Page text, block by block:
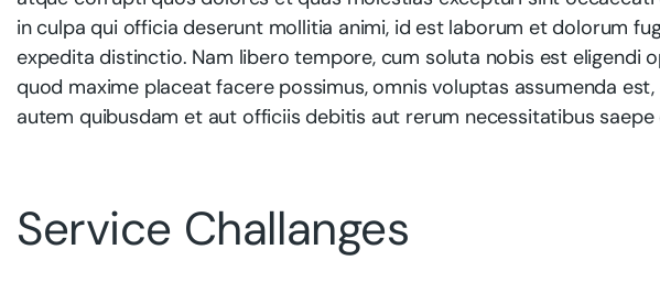
in culpa qui officia deserunt mollitia animi, id est laborum et dolorum
expedita distinctio. Nam libero tempore, cum soluta nobis est eligendi
quod maxime placeat facere possimus, omnis voluptas assumenda
autem quibusdam et aut officiis debitis aut rerum necessitatibus saepe
Service Challanges